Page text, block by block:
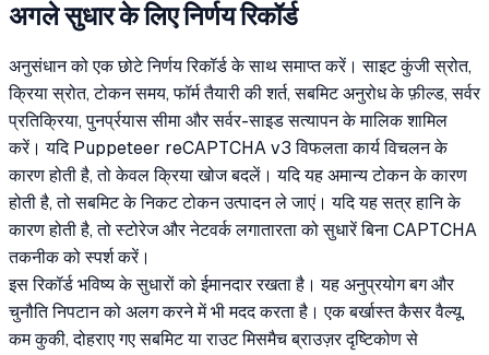
अगले सुधार के लिए निर्णय रिकॉर्ड
अनुसंधान को एक छोटे निर्णय रिकॉर्ड के साथ समाप्त करें। साइट कुंजी स्रोत,
क्रिया स्रोत, टोकन समय, फॉर्म तैयारी की शर्त, सबमिट अनुरोध के फ़ील्ड, सर्वर
प्रतिक्रिया, पुनर्प्रयास सीमा और सर्वर-साइड सत्यापन के मालिक शामिल
करें। यदि Puppeteer reCAPTCHA v3 विफलता कार्य विचलन के
कारण होती है, तो केवल क्रिया खोज बदलें। यदि यह अमान्य टोकन के कारण
होती है, तो सबमिट के निकट टोकन उत्पादन ले जाएं। यदि यह सत्र हानि के
कारण होती है, तो स्टोरेज और नेटवर्क लगातारता को सुधारें बिना CAPTCHA
तकनीक को स्पर्श करें।
इस रिकॉर्ड भविष्य के सुधारों को ईमानदार रखता है। यह अनुप्रयोग बग और
चुनौति निपटान को अलग करने में भी मदद करता है। एक बर्खास्त कैसर वैल्यू,
कम कुकी, दोहराए गए सबमिट या राउट मिसमैच ब्राउज़र दृष्टिकोण से